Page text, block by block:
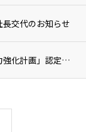
交代のお知らせ
「事業継続力強化計画」認定取得